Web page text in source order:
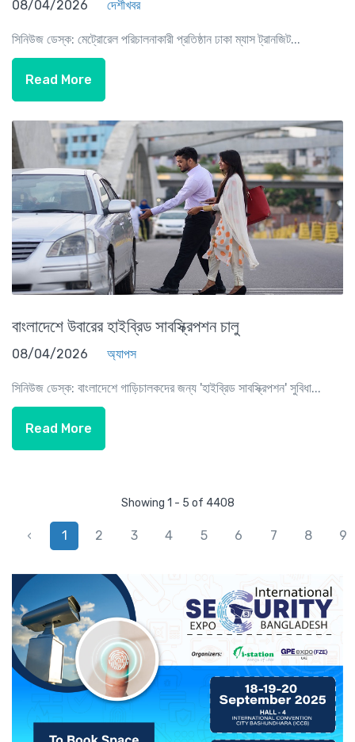
08/04/2026 দেশীখবর
সিনিউজ ডেস্ক: মেট্রোরেল পরিচালনাকারী প্রতিষ্ঠান ঢাকা ম্যাস ট্রানজিট...
Read More
বাংলাদেশে উবারের হাইব্রিড সাবস্ক্রিপশন চালু
08/04/2026 অ্যাপস
সিনিউজ ডেস্ক: বাংলাদেশে গাড়িচালকদের জন্য 'হাইব্রিড সাবস্ক্রিপশন' সুবিধা...
Read More
Showing 1 - 5 of 4408
‹ 1 2 3 4 5 6 7 8 9